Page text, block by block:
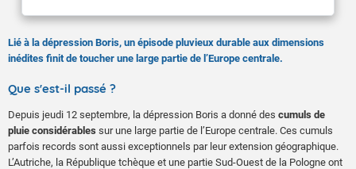
Lié à la dépression Boris, un épisode pluvieux durable aux dimensions
inédites finit de toucher une large partie de l’Europe centrale.
Que s'est-il passé ?
Depuis jeudi 12 septembre, la dépression Boris a donné des cumuls de
pluie considérables sur une large partie de l’Europe centrale. Ces cumuls
parfois records sont aussi exceptionnels par leur extension géographique.
L’Autriche, la République tchèque et une partie Sud-Ouest de la Pologne ont